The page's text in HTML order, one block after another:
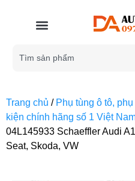
Trang chủ / Phụ tùng ô tô,
kiện chính hãng số 1 Việt
04L145933 Schaeffler Audi
Seat, Skoda, VW